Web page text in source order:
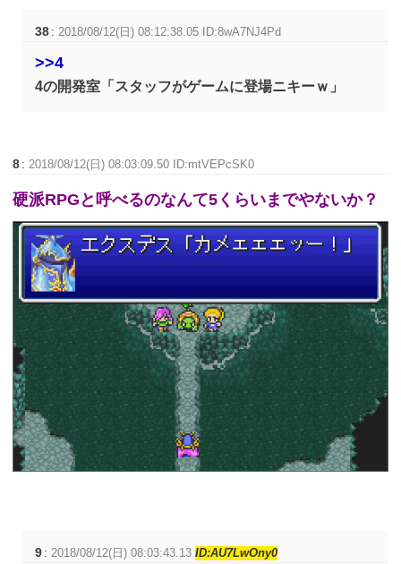
38 :2018/08/12(日) 08:12:38.05 ID:8wA7NJ4Pd
>>4
4の開発室「スタッフがゲームに登場ニキーｗ」
8 :2018/08/12(日) 08:03:09.50 ID:mtVEPcSK0
硬派RPGと呼べるのなんて5くらいまでやないか？
9 :2018/08/12(日) 08:03:43.13ID:AU7LwOny0